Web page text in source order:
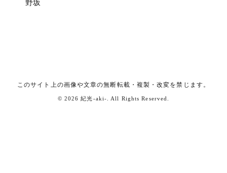
野坂
このサイト上の画像や文章の無断転載・複製・改変を禁じます。
© 2026 紀光-aki-. All Rights Reserved.